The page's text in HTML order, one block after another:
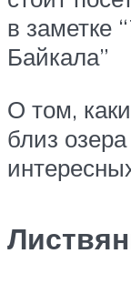
в заметке
Байкала”
О том,
близ